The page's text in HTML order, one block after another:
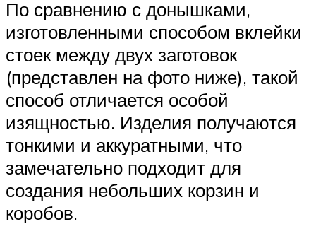
По сравнению с донышками,
изготовленными способом вклейки
стоек между двух заготовок
(представлен на фото ниже), такой
способ отличается особой
изящностью. Изделия получаются
тонкими и аккуратными, что
замечательно подходит для
создания небольших корзин и
коробов.